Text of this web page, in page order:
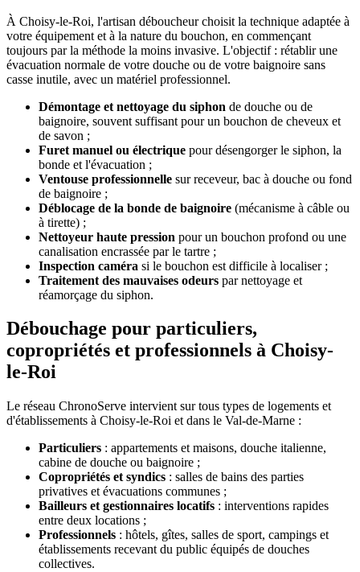
À Choisy-le-Roi, l'artisan déboucheur choisit la technique adaptée à
votre équipement et à la nature du bouchon, en commençant
toujours par la méthode la moins invasive. L'objectif : rétablir une
évacuation normale de votre douche ou de votre baignoire sans
casse inutile, avec un matériel professionnel.
Démontage et nettoyage du siphon de douche ou de
baignoire, souvent suffisant pour un bouchon de cheveux et
de savon ;
Furet manuel ou électrique pour désengorger le siphon, la
bonde et l'évacuation ;
Ventouse professionnelle sur receveur, bac à douche ou fond
de baignoire ;
Déblocage de la bonde de baignoire (mécanisme à câble ou
à tirette) ;
Nettoyeur haute pression pour un bouchon profond ou une
canalisation encrassée par le tartre ;
Inspection caméra si le bouchon est difficile à localiser ;
Traitement des mauvaises odeurs par nettoyage et
réamorçage du siphon.
Débouchage pour particuliers,
copropriétés et professionnels à Choisy-
le-Roi
Le réseau ChronoServe intervient sur tous types de logements et
d'établissements à Choisy-le-Roi et dans le Val-de-Marne :
Particuliers : appartements et maisons, douche italienne,
cabine de douche ou baignoire ;
Copropriétés et syndics : salles de bains des parties
privatives et évacuations communes ;
Bailleurs et gestionnaires locatifs : interventions rapides
entre deux locations ;
Professionnels : hôtels, gîtes, salles de sport, campings et
établissements recevant du public équipés de douches
collectives.